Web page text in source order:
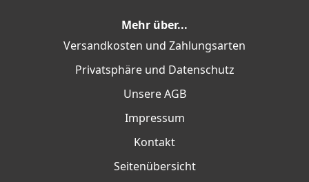
Mehr über...
Versandkosten und Zahlungsarten
Privatsphäre und Datenschutz
Unsere AGB
Impressum
Kontakt
Seitenübersicht